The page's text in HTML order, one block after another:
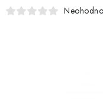
VLOŽKY